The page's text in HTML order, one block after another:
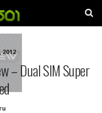
2012
– Dual SIM Super